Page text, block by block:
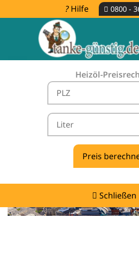
Hilfe 0800 -
Heizöl-
Schließen
Heizölpreise
vergleichen & günstig